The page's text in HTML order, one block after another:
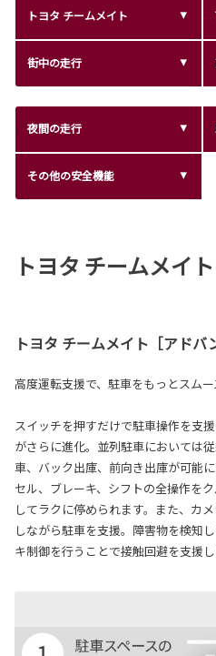
トヨタ チームメイト
街中の走行
夜間の走行
その他の安全機能
トヨタ チームメイト
トヨタ チームメイト［アドバ
高度運転支援で、駐車をもっとスムー
スイッチを押すだけで駐車操作を支
がさらに進化。並列駐車においては
車、バック出庫、前向き出庫が可能
セル、ブレーキ、シフトの全操作を
してラクに停められます。また、カ
しながら駐車を支援。障害物を検知
キ制御を行うことで接触回避を支援し